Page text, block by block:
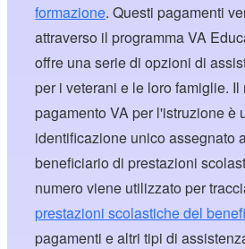
formazione. Questi pagamenti
attraverso il programma VA
offre una serie di opzioni di
per i veterani e le loro famiglie. Il
pagamento VA per l'istruzione è
identificazione unico assegnato
beneficiario di prestazioni
numero viene utilizzato per
prestazioni scolastiche del
pagamenti e altri tipi di